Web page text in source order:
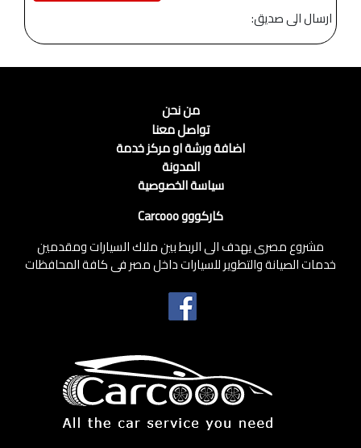
ارسال الى صديق:
من نحن
تواصل معنا
اضافة ورشة او مركز خدمة
المدونة
سياسة الخصوصية
كاركووو Carcooo
مشروع مصرى يهدف الى الربط بين ملاك السيارات ومقدمين
خدمات الصيانة والتطوير للسيارات داخل مصر فى كافة المحافظات